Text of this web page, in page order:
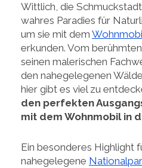
Wittlich, die
wahres Paradies für
um sie mit dem
erkunden. Vom
seinen malerischen
den nahegelegenen
hier gibt es viel zu
den perfekten
mit dem Wohnmobil in
Ein besonderes Highlight
nahegelegene